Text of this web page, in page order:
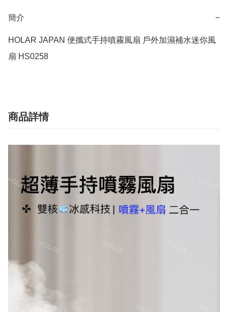
簡介 −
HOLAR JAPAN 便攜式手持噴霧風扇 戶外加濕補水迷你風
扇 HS0258
商品詳情